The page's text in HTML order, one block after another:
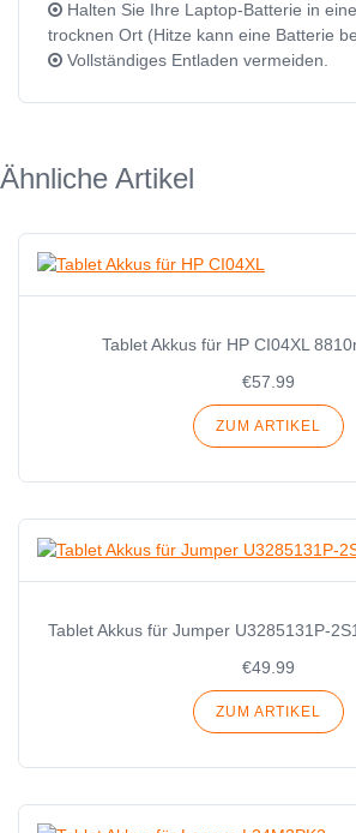
Halten Sie Ihre Laptop-Batterie in
trocknen Ort (Hitze kann eine Batterie
Vollständiges Entladen vermeiden.
Ähnliche Artikel
Tablet Akkus für HP CI04XL
€57.99
ZUM ARTIKEL
Tablet Akkus für Jumper U3285131P-
€49.99
ZUM ARTIKEL